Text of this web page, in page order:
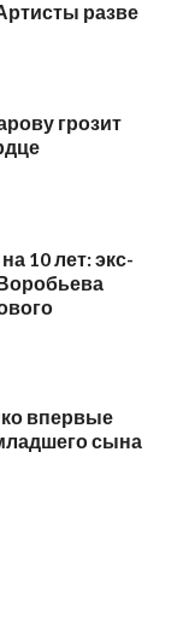
разве
грозит
10 лет: экс-
впервые
сына